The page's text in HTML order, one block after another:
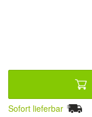
Sofort lieferbar